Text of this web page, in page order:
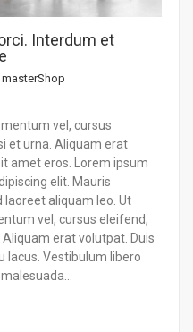
Interdum et
masterShop
vel, cursus
et urna. Aliquam erat
amet eros. Lorem ipsum
elit. Mauris
aliquam leo. Ut
vel, cursus eleifend,
erat volutpat. Duis
lacus. Vestibulum libero